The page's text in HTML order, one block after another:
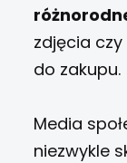
zdjęcia
do zakupu.
Media
niezwykle